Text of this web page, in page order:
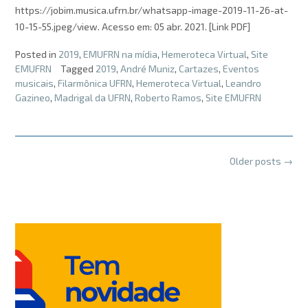
https://jobim.musica.ufrn.br/whatsapp-image-2019-11-26-at-
10-15-55.jpeg/view. Acesso em: 05 abr. 2021. [Link PDF]
Posted in 2019, EMUFRN na mídia, Hemeroteca Virtual, Site
EMUFRN
Tagged 2019, André Muniz, Cartazes, Eventos
musicais, Filarmônica UFRN, Hemeroteca Virtual, Leandro
Gazineo, Madrigal da UFRN, Roberto Ramos, Site EMUFRN
Older posts →